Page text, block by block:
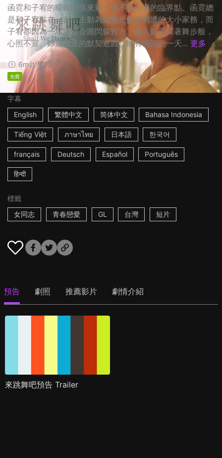
函霓和子宥的曖昧關係來到一個不進則退的臨界點。函霓總
是和子宥黏在一起，主動為她收拾生活周遭的大小家務，而
子宥卻因為一場誤會企圖閃躲對方。兩人如同踩著舞步般，
心照不宣、妳進我退的默契遊戲，能有明朗的一天... 更多
6m台灣2019
免費
字幕
English
繁體中文 简体中文 Bahasa Indonesia
Tiếng Việt ภาษาไทย 日本語 한국어
français Deutsch Español Português
हिन्दी
標籤
女同志
青春戀愛 GL 台灣 短片
預告 劇照 推薦影片 劇情介紹
來跳舞吧預告 Trailer